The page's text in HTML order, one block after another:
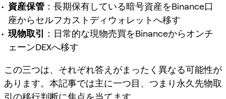
資産保管 ：長期保有している暗号資産をBinance口
座からセルフカストディウォレットへ移す
現物取引 ：日常的な現物売買をBinanceからオンチ
ェーンDEXへ移す
この三つは、それぞれ答えがまったく異なる可能性が
あります。本記事では主に一つ目、つまり 永久先物取
引の移行判断に焦点を当てます。